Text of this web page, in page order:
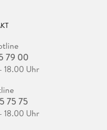
79 00
18.00 Uhr
75 75
18.00 Uhr